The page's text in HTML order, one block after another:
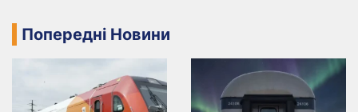
Попередні Новини